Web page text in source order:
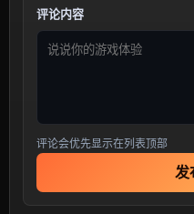
评论内容
评论会优先显示在列表顶部
发